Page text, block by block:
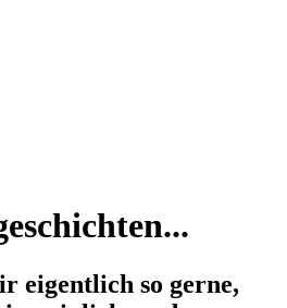
eigentlich so gerne,